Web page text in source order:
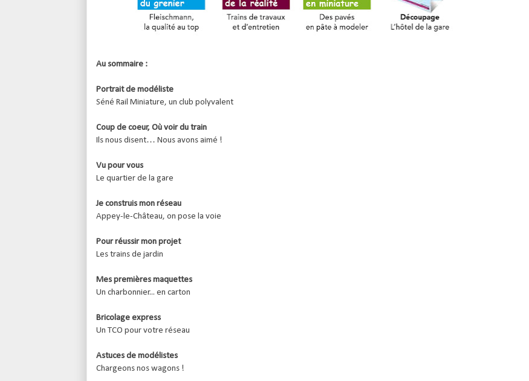
Au sommaire :
Portrait de modéliste
Séné Rail Miniature, un club polyvalent
Coup de coeur, Où voir du train
Ils nous disent… Nous avons aimé !
Vu pour vous
Le quartier de la gare
Je construis mon réseau
Appey-le-Château, on pose la voie
Pour réussir mon projet
Les trains de jardin
Mes premières maquettes
Un charbonnier... en carton
Bricolage express
Un TCO pour votre réseau
Astuces de modélistes
Chargeons nos wagons !